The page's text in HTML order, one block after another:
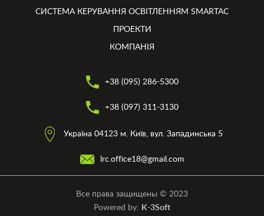
СИСТЕМА КЕРУВАННЯ ОСВІТЛЕННЯМ SMARTAC
ПРОЕКТИ
КОМПАНІЯ
+38 (095) 286-5300
+38 (097) 311-3130
Україна 04123 м. Київ, вул. Западинська 5
lrc.office18@gmail.com
Все права защищены © 2023
Powered by: K-3Soft